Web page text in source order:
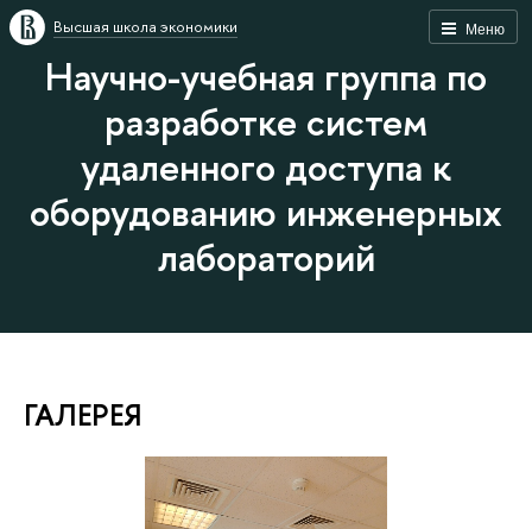
Меню
Высшая школа экономики
Научно-учебная группа по
разработке систем
удаленного доступа к
оборудованию инженерных
лабораторий
ГАЛЕРЕЯ